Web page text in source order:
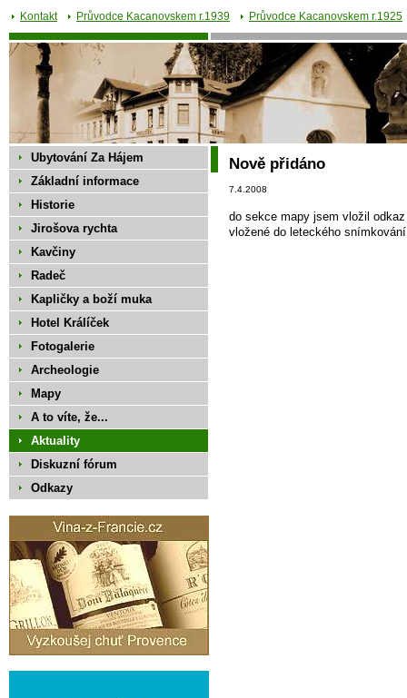
Kontakt Průvodce Kacanovskem r.1939 Průvodce Kacanovskem r.1925
Nově přidáno
7.4.2008
do sekce mapy jsem vložil
vložené do leteckého
Ubytování Za Hájem
Základní informace
Historie
Jirošova rychta
Kavčiny
Radeč
Kapličky a boží muka
Hotel Králíček
Fotogalerie
Archeologie
Mapy
A to víte, že...
Aktuality
Diskuzní fórum
Odkazy